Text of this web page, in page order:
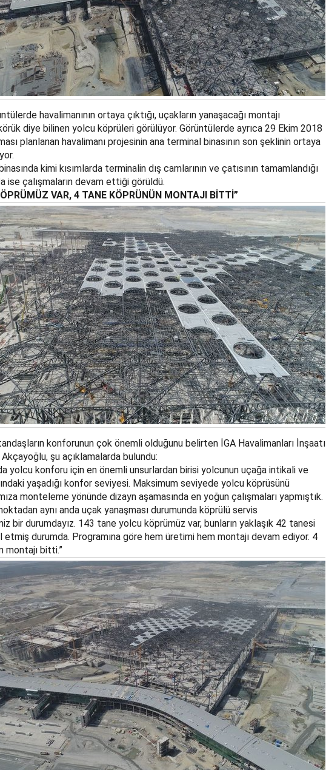
havalimanının ortaya çıktığı, uçakların yanaşacağı montajı
diye bilinen yolcu köprüleri görülüyor. Görüntülerde ayrıca 29 Ekim 2018
planlanan havalimanı projesinin ana terminal binasının son şeklinin ortaya
kimi kısımlarda terminalin dış camlarının ve çatısının tamamlandığı
ise çalışmaların devam ettiği görüldü.
VAR, 4 TANE KÖPRÜNÜN MONTAJI BİTTİ”
konforunun çok önemli olduğunu belirten İGA Havalimanları İnşaatı
Akçayoğlu, şu açıklamalarda bulundu:
yolcu konforu için en önemli unsurlardan birisi yolcunun uçağa intikali ve
yaşadığı konfor seviyesi. Maksimum seviyede yolcu köprüsünü
monteleme yönünde dizayn aşamasında en yoğun çalışmaları yapmıştık.
aynı anda uçak yanaşması durumunda köprülü servis
bir durumdayız. 143 tane yolcu köprümüz var, bunların yaklaşık 42 tanesi
durumda. Programına göre hem üretimi hem montajı devam ediyor. 4
montajı bitti.”